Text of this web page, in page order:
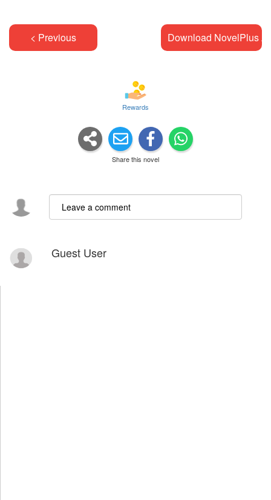
< Previous Download NovelPlus
Rewards
Share this novel
Guest User